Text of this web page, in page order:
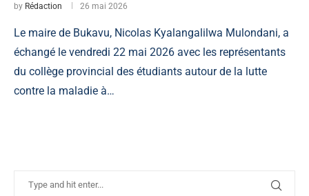
by Rédaction 26 mai 2026
Le maire de Bukavu, Nicolas Kyalangalilwa Mulondani, a
échangé le vendredi 22 mai 2026 avec les représentants
du collège provincial des étudiants autour de la lutte
contre la maladie à…